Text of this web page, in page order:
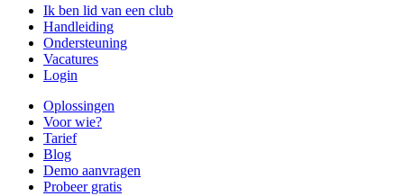
Ik ben lid van een club
Handleiding
Ondersteuning
Vacatures
Login
Oplossingen
Voor wie?
Tarief
Blog
Demo aanvragen
Probeer gratis